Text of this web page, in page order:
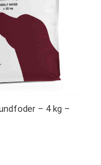
– 4 kg –